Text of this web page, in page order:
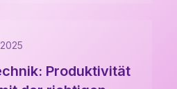
Produktivität